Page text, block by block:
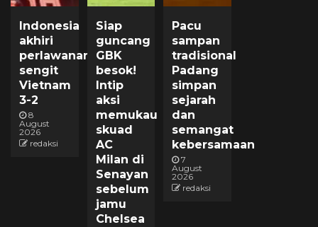
Indonesia
akhiri
perlawanan
sengit
Vietnam
3-2
8
August
2026
redaksi
Siap
guncang
GBK
besok!
Intip
aksi
memukau
skuad
AC
Milan di
Senayan
sebelum
jamu
Chelsea
Pacu
sampan
tradisional
Padang
simpan
sejarah
dan
semangat
kebersamaan
7
August
2026
redaksi